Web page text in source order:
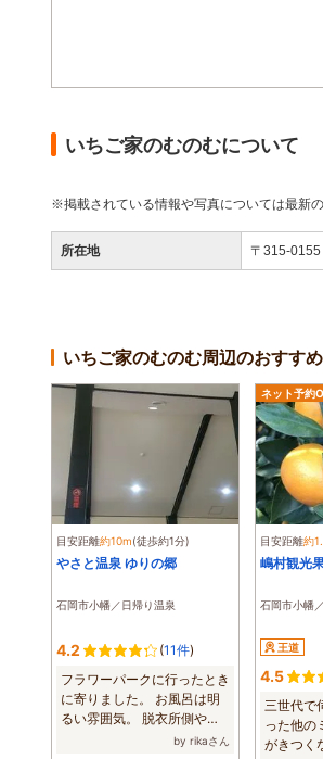
いちご家のむのむについて
※掲載されている情報や写真については最新
所在地 〒315-
いちご家のむのむ周辺のおすす
目安距離約10m(徒歩約1分)
やさと温泉 ゆりの郷
石岡市小幡／日帰り温泉
4.2 (11件)
フラワーパークに行ったとき
に寄りました。 お風呂は明
るい雰囲気。 脱衣所側や浴
by rikaさん
ネット予約
目安距離約
嶋村観光
石岡市小幡
王道
4.5
三世代で
った他の
がきつく